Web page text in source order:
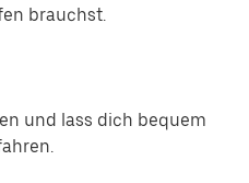
brauchst.
und lass dich bequem